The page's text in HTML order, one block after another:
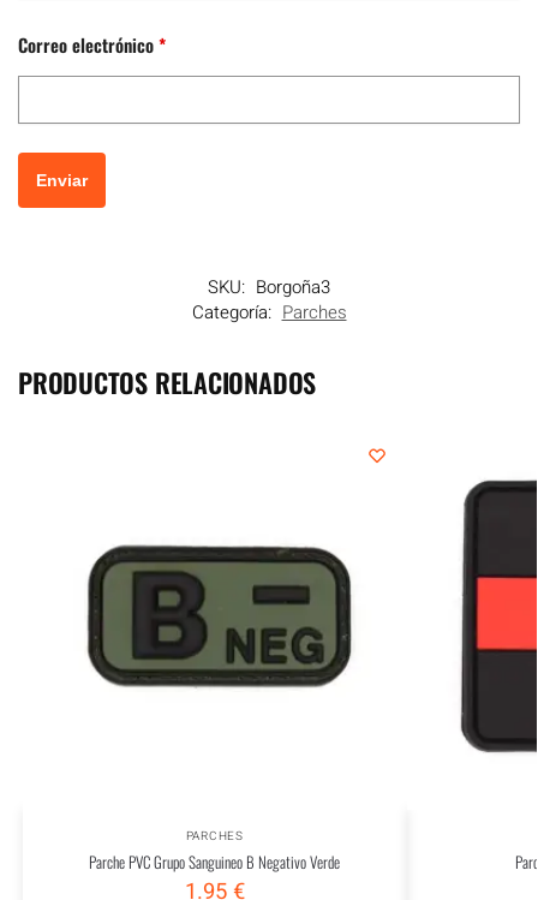
Correo electrónico*
SKU: Borgoña3
Categoría: Parches
PRODUCTOS RELACIONADOS
PARCHES
Parche PVC Grupo Sanguineo B Negativo Verde
1.95€